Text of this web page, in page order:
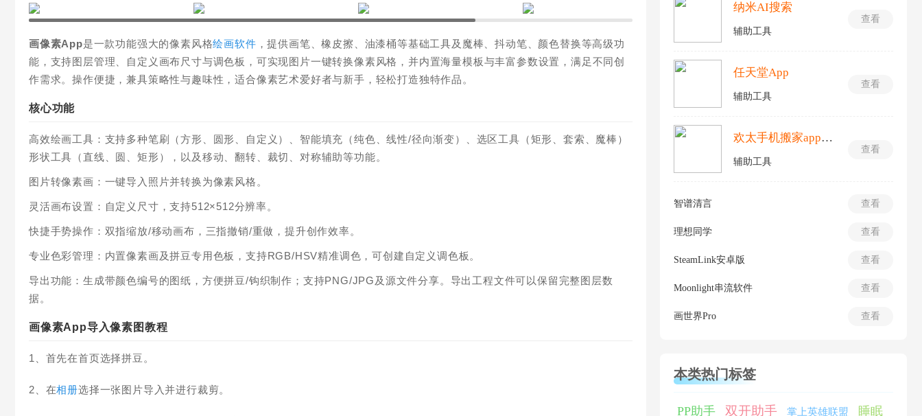
画像素App是一款功能强大的像素风格绘画软件 ，提供画笔、橡皮擦、油漆桶等基础工具及魔棒、抖动笔、颜色替换等高级功
能，支持图层管理、自定义画布尺寸与调色板，可实现图片一键转换像素风格，并内置海量模板与丰富参数设置，满足不同创
作需求。操作便捷，兼具策略性与趣味性，适合像素艺术爱好者与新手，轻松打造独特作品。
核心功能
高效绘画工具：支持多种笔刷（方形、圆形、自定义）、智能填充（纯色、线性/径向渐变）、选区工具（矩形、套索、魔棒）
形状工具（直线、圆、矩形），以及移动、翻转、裁切、对称辅助等功能。
图片转像素画：一键导入照片并转换为像素风格。
灵活画布设置：自定义尺寸，支持512×512分辨率。
快捷手势操作：双指缩放/移动画布，三指撤销/重做，提升创作效率。
专业色彩管理：内置像素画及拼豆专用色板，支持RGB/HSV精准调色，可创建自定义调色板。
导出功能：生成带颜色编号的图纸，方便拼豆/钩织制作；支持PNG/JPG及源文件分享。导出工程文件可以保留完整图层数
据。
画像素App导入像素图教程
1、首先在首页选择拼豆。
2、在相册选择一张图片导入并进行裁剪。
查看
纳米AI搜索
辅助工具
查看
任天堂App
辅助工具
查看
欢太手机搬家app最新版
辅助工具
查看
智谱清言
查看
理想同学
查看
SteamLink安卓版
查看
Moonlight串流软件
查看
画世界Pro
本类热门标签
PP助手 双开助手 掌上英雄联盟
睡眠